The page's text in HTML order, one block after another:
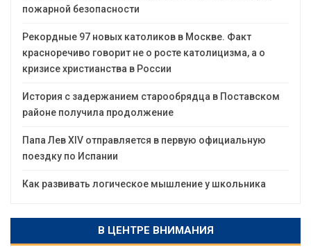
пожарной безопасности
Рекордные 97 новых католиков в Москве. Факт
красноречиво говорит не о росте католицизма, а о
кризисе христианства в России
История с задержанием старообрядца в Поставском
районе получила продолжение
Папа Лев XIV отправляется в первую официальную
поездку по Испании
Как развивать логическое мышление у школьника
В ЦЕНТРЕ ВНИМАНИЯ